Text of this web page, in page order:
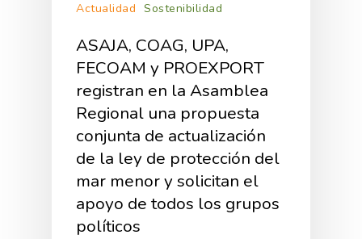
Actualidad Sostenibilidad
ASAJA, COAG, UPA,
FECOAM y PROEXPORT
registran en la Asamblea
Regional una propuesta
conjunta de actualización
de la ley de protección del
mar menor y solicitan el
apoyo de todos los grupos
políticos